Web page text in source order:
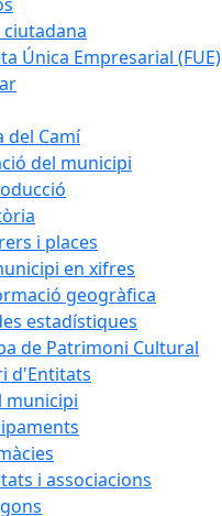
ciutadana
Única Empresarial (FUE)
del Camí
del municipi
i places
en xifres
geogràfica
estadístiques
de Patrimoni Cultural
d'Entitats
municipi
i associacions